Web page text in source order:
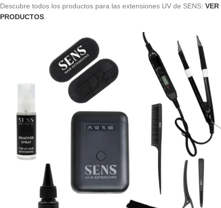
Descubre todos los productos para las extensiones UV de SENS: VER
PRODUCTOS.